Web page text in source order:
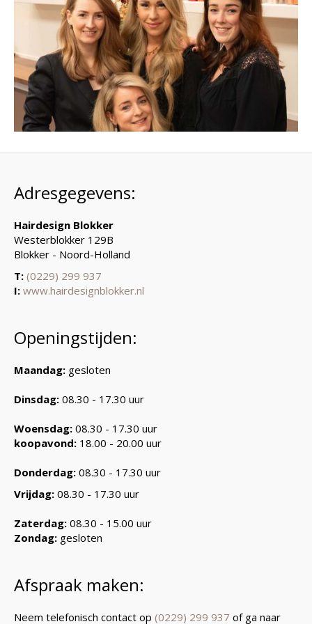
Adresgegevens:
Hairdesign Blokker
Westerblokker 129B
Blokker - Noord-Holland
T: (0229) 299 937
I: www.hairdesignblokker.nl
Openingstijden:
Maandag: gesloten
Dinsdag: 08.30 - 17.30 uur
Woensdag: 08.30 - 17.30 uur
koopavond: 18.00 - 20.00 uur
Donderdag: 08.30 - 17.30 uur
Vrijdag: 08.30 - 17.30 uur
Zaterdag: 08.30 - 15.00 uur
Zondag: gesloten
Afspraak maken:
Neem telefonisch contact op (0229) 299 937 of ga naar